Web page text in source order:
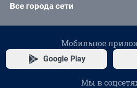
Все города сети
Мобильное
Google Play
Мы в